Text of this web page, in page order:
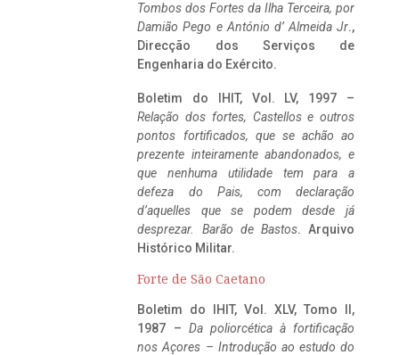
Tombos dos Fortes da Ilha Terceira, por
Damião Pego e António d’ Almeida Jr.,
Direcção dos Serviços de
Engenharia do Exército.
Boletim do IHIT, Vol. LV, 1997 –
Relação dos fortes, Castellos e outros
pontos fortificados, que se achão ao
prezente inteiramente abandonados, e
que nenhuma utilidade tem para a
defeza do Pais, com declaração
d’aquelles que se podem desde já
desprezar. Barão de Bastos. Arquivo
Histórico Militar.
Forte de São Caetano
Boletim do IHIT, Vol. XLV, Tomo II,
1987 – Da poliorcética à fortificação
nos Açores – Introdução ao estudo do